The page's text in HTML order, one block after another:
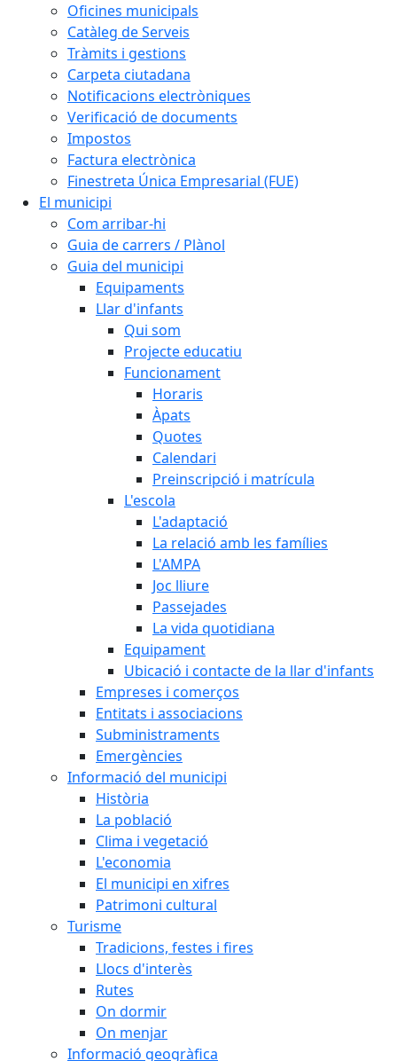
Oficines municipals
Catàleg de Serveis
Tràmits i gestions
Carpeta ciutadana
Notificacions electròniques
Verificació de documents
Impostos
Factura electrònica
Finestreta Única Empresarial (FUE)
El municipi
Com arribar-hi
Guia de carrers / Plànol
Guia del municipi
Equipaments
Llar d'infants
Qui som
Projecte educatiu
Funcionament
Horaris
Àpats
Quotes
Calendari
Preinscripció i matrícula
L'escola
L'adaptació
La relació amb les famílies
L'AMPA
Joc lliure
Passejades
La vida quotidiana
Equipament
Ubicació i contacte de la llar d'infants
Empreses i comerços
Entitats i associacions
Subministraments
Emergències
Informació del municipi
Història
La població
Clima i vegetació
L'economia
El municipi en xifres
Patrimoni cultural
Turisme
Tradicions, festes i fires
Llocs d'interès
Rutes
On dormir
On menjar
Informació geogràfica